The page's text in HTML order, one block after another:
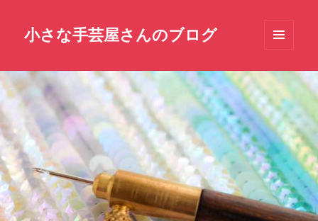
小さな手芸屋さんのブログ
ーとウ
ィジェ
ット